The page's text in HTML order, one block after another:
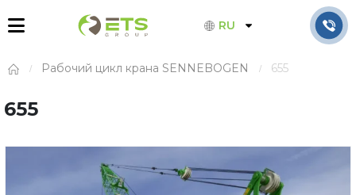
RU
Рабочий цикл крана SENNEBOGEN 655
655